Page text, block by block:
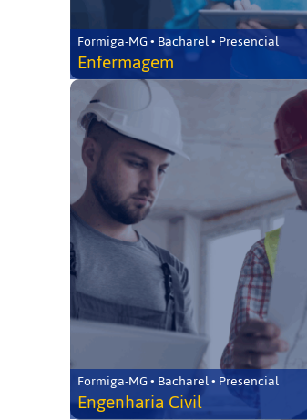
Formiga-MG • Bacharel • Presencial
Enfermagem
Formiga-MG • Bacharel • Presencial
Engenharia Civil